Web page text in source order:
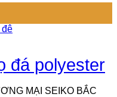
đê
đá polyester
MẠI SEIKO BẮC